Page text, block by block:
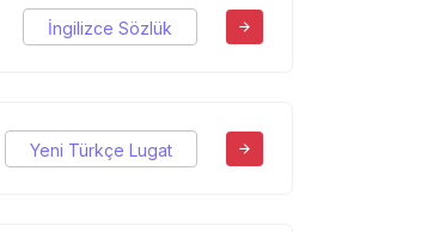
İngilizce Sözlük
Yeni Türkçe Lugat